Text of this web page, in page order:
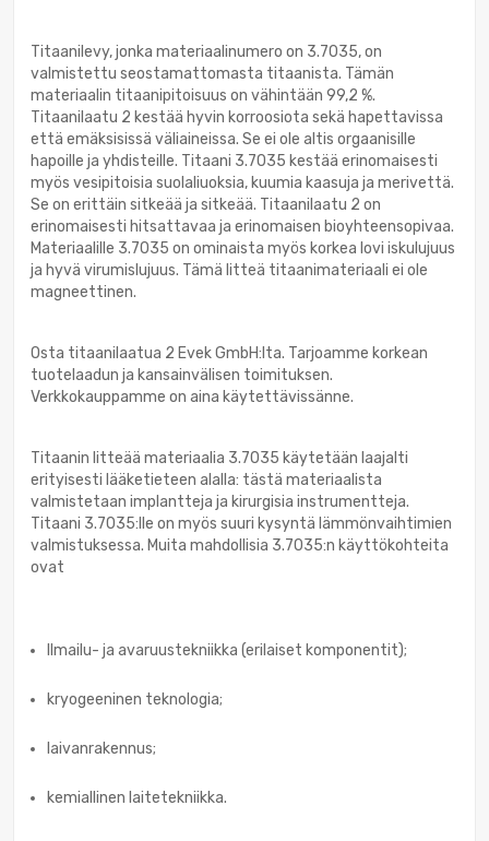
Titaanilevy, jonka materiaalinumero on 3.7035, on
valmistettu seostamattomasta titaanista. Tämän
materiaalin titaanipitoisuus on vähintään 99,2 %.
Titaanilaatu 2 kestää hyvin korroosiota sekä hapettavissa
että emäksisissä väliaineissa. Se ei ole altis orgaanisille
hapoille ja yhdisteille. Titaani 3.7035 kestää erinomaisesti
myös vesipitoisia suolaliuoksia, kuumia kaasuja ja merivettä.
Se on erittäin sitkeää ja sitkeää. Titaanilaatu 2 on
erinomaisesti hitsattavaa ja erinomaisen bioyhteensopivaa.
Materiaalille 3.7035 on ominaista myös korkea lovi iskulujuus
ja hyvä virumislujuus. Tämä litteä titaanimateriaali ei ole
magneettinen.
Osta titaanilaatua 2 Evek GmbH:lta. Tarjoamme korkean
tuotelaadun ja kansainvälisen toimituksen.
Verkkokauppamme on aina käytettävissänne.
Titaanin litteää materiaalia 3.7035 käytetään laajalti
erityisesti lääketieteen alalla: tästä materiaalista
valmistetaan implantteja ja kirurgisia instrumentteja.
Titaani 3.7035:lle on myös suuri kysyntä lämmönvaihtimien
valmistuksessa. Muita mahdollisia 3.7035:n käyttökohteita
ovat
Ilmailu- ja avaruustekniikka (erilaiset komponentit);
kryogeeninen teknologia;
laivanrakennus;
kemiallinen laitetekniikka.